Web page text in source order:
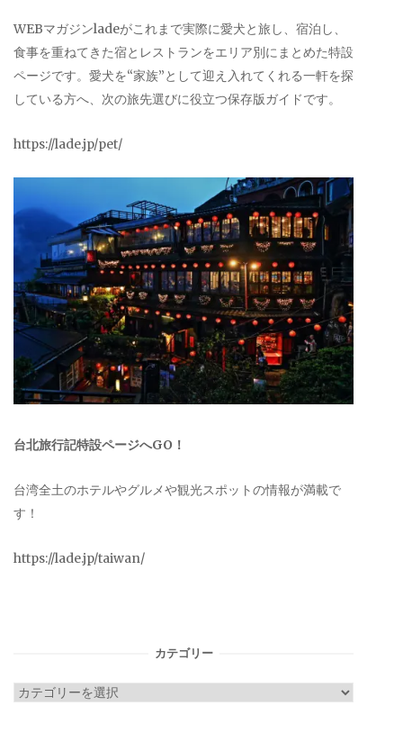
WEBマガジンladeがこれまで実際に愛犬と旅し、宿泊し、
食事を重ねてきた宿とレストランをエリア別にまとめた特設
ページです。愛犬を“家族”として迎え入れてくれる一軒を探
している方へ、次の旅先選びに役立つ保存版ガイドです。
https://lade.jp/pet/
台北旅行記特設ページへGO！
台湾全土のホテルやグルメや観光スポットの情報が満載で
す！
https://lade.jp/taiwan/
カテゴリー
カ